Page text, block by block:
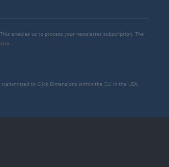
enables us to process your newsletter subscription. The
to Click Dimensions within the EU, in the USA,